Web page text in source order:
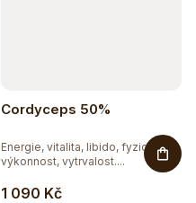
Cordyceps 50%
1 090 Kč
Energie, vitalita, libido, fyzická
výkonnost, vytrvalost....